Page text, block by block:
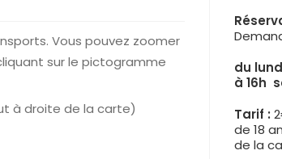
Vous pouvez zoomer
sur le pictogramme
à droite de la carte)
du
à 16h
Tarif :
de 18
de la